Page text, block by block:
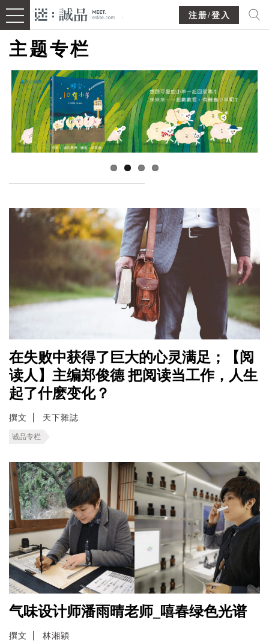
注册/登入
主题专栏
在失败中获得了巨大的心灵满足；【阅
读人】主编郑俊德 把阅读当工作，人生
起了什麽变化？
撰文 天下雜誌
诚品专栏
气味设计师潘雨晴老师_嘻春绿色光谱
撰文 林湘穎